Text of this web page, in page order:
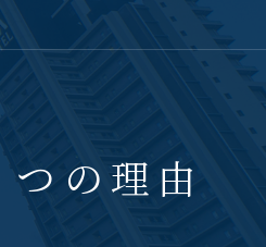
つの理由